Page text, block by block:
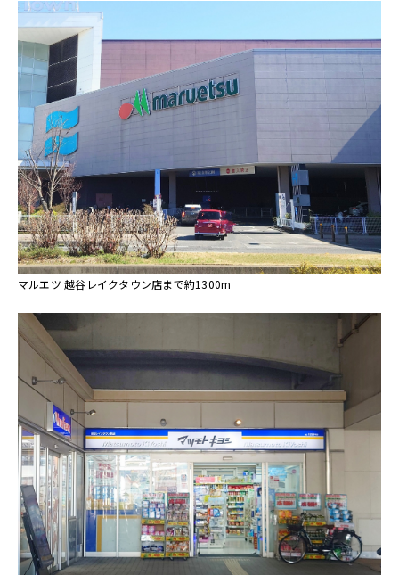
マルエツ 越谷レイクタウン店まで約1300m